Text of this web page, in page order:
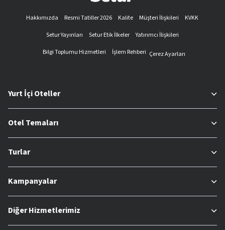
Hakkımızda Resmi Tatiller 2026 Kalite Müşteri İlişkileri
KVKK
Setur Yayınları
Setur Etik İlkeler
Yatırımcı İlişkileri
Bilgi Toplumu Hizmetleri
İşlem Rehberi Çerez Ayarları
Yurt İçi Oteller
Otel Temaları
Turlar
Kampanyalar
Diğer Hizmetlerimiz